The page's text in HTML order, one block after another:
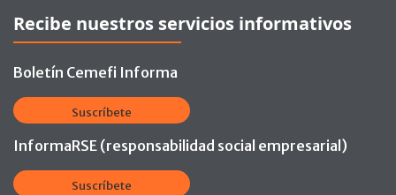
Recibe nuestros servicios informativos
Boletín Cemefi Informa
Suscríbete
InformaRSE (responsabilidad social empresarial)
Suscríbete